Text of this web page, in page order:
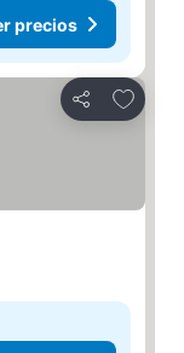
precios
Compartir